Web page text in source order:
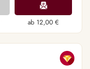
ab 12,00 €